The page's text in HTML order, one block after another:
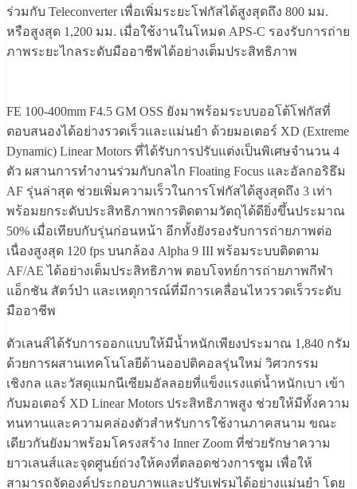
ร่วมกับ Teleconverter เพื่อเพิ่มระยะโฟกัสได้สูงสุดถึง 800 มม.
หรือสูงสุด 1,200 มม. เมื่อใช้งานในโหมด APS-C รองรับการถ่าย
ภาพระยะไกลระดับมืออาชีพได้อย่างเต็มประสิทธิภาพ
FE 100-400mm F4.5 GM OSS ยังมาพร้อมระบบออโต้โฟกัสที่
ตอบสนองได้อย่างรวดเร็วและแม่นยำ ด้วยมอเตอร์ XD (Extreme
Dynamic) Linear Motors ที่ได้รับการปรับแต่งเป็นพิเศษจำนวน 4
ตัว ผสานการทำงานร่วมกับกลไก Floating Focus และอัลกอริธึม
AF รุ่นล่าสุด ช่วยเพิ่มความเร็วในการโฟกัสได้สูงสุดถึง 3 เท่า
พร้อมยกระดับประสิทธิภาพการติดตามวัตถุได้ดียิ่งขึ้นประมาณ
50% เมื่อเทียบกับรุ่นก่อนหน้า อีกทั้งยังรองรับการถ่ายภาพต่อ
เนื่องสูงสุด 120 fps บนกล้อง Alpha 9 III พร้อมระบบติดตาม
AF/AE ได้อย่างเต็มประสิทธิภาพ ตอบโจทย์การถ่ายภาพกีฬา
แอ็กชัน สัตว์ป่า และเหตุการณ์ที่มีการเคลื่อนไหวรวดเร็วระดับ
มืออาชีพ
ตัวเลนส์ได้รับการออกแบบให้มีน้ำหนักเพียงประมาณ 1,840 กรัม
ด้วยการผสานเทคโนโลยีด้านออปติคอลรุ่นใหม่ วิศวกรรม
เชิงกล และวัสดุแมกนีเซียมอัลลอยที่แข็งแรงแต่น้ำหนักเบา เข้า
กับมอเตอร์ XD Linear Motors ประสิทธิภาพสูง ช่วยให้มีทั้งความ
ทนทานและความคล่องตัวสำหรับการใช้งานภาคสนาม ขณะ
เดียวกันยังมาพร้อมโครงสร้าง Inner Zoom ที่ช่วยรักษาความ
ยาวเลนส์และจุดศูนย์ถ่วงให้คงที่ตลอดช่วงการซูม เพื่อให้
สามารถจัดองค์ประกอบภาพและปรับเฟรมได้อย่างแม่นยำ โดย